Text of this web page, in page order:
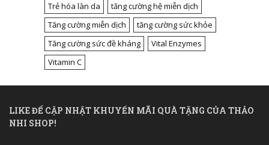
Trẻ hóa làn da
tăng cường hệ miễn dịch
Tăng cường miễn dịch
tăng cường sức khỏe
Tăng cường sức đề kháng
Vital Enzymes
Vitamin C
LIKE ĐỂ CẬP NHẬT KHUYẾN MÃI QUÀ TẶNG CỦA THẢO
NHI SHOP!